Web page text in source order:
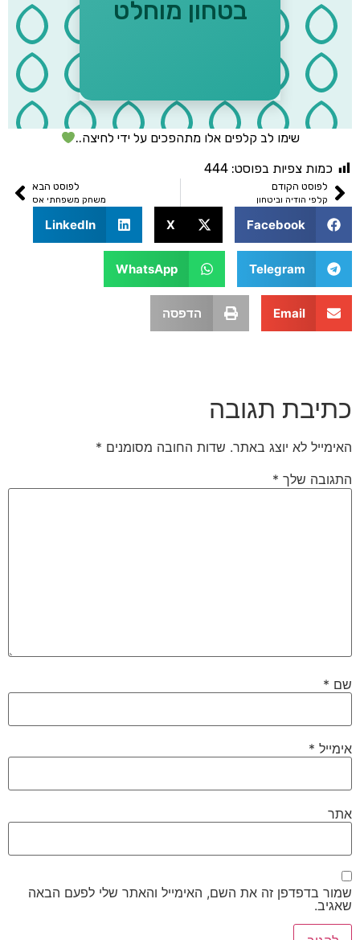
בטחון מוחלט
שימו לב קלפים אלו מתהפכים על ידי לחיצה..
צפיות בפוסט: 444
הקודם
הודיה וביטחון
לפוסט הבא
משחק משפחתי אס
Facebook
LinkedIn
Telegram
WhatsApp
Email הדפסה
תגובה
לא יוצג באתר. שדות החובה מסומנים*
שלך*
זה את השם, האימייל והאתר שלי לפעם הבאה